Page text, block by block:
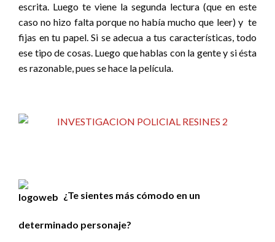
escrita. Luego te viene la segunda lectura (que en este
caso no hizo falta porque no había mucho que leer) y te
fijas en tu papel. Si se adecua a tus características, todo
ese tipo de cosas. Luego que hablas con la gente y si ésta
es razonable, pues se hace la película.
¿Te sientes más cómodo en un
determinado personaje?